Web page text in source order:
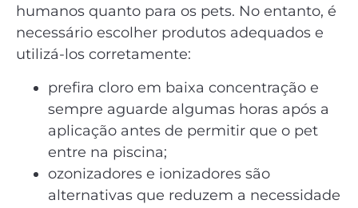
humanos quanto para os pets. No entanto, é
necessário escolher produtos adequados e
utilizá-los corretamente:
prefira cloro em baixa concentração e
sempre aguarde algumas horas após a
aplicação antes de permitir que o pet
entre na piscina;
ozonizadores e ionizadores são
alternativas que reduzem a necessidade